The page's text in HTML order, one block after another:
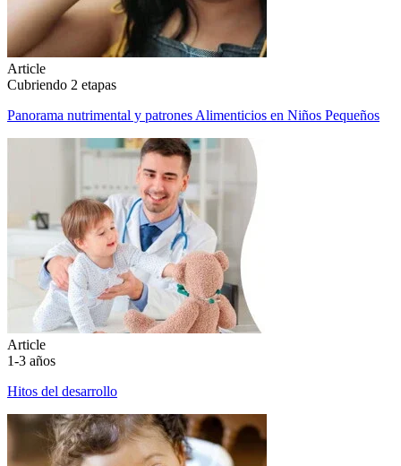
Article
Cubriendo 2 etapas
Panorama nutrimental y patrones Alimenticios en Niños Pequeños
Article
1-3 años
Hitos del desarrollo